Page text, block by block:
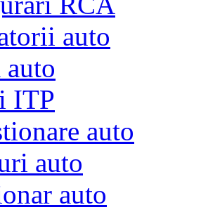
auto
auto
ITP
auto
auto
auto